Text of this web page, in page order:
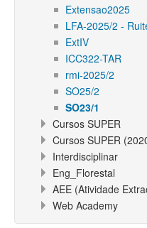
Extensao2025
LFA-2025/2 -
ExtIV
ICC322-TAR
rmi-2025/2
SO25/2
SO23/1
Cursos SUPER
Cursos SUPER
Interdisciplinar
Eng_Florestal
AEE (Atividade
Web Academy